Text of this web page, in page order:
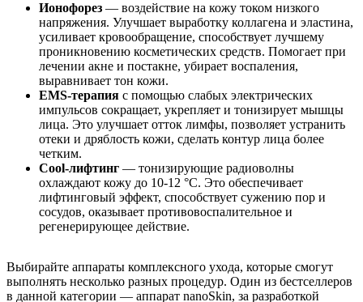
Ионофорез — воздействие на кожу током низкого
напряжения. Улучшает выработку коллагена и эластина,
усиливает кровообращение, способствует лучшему
проникновению косметических средств. Помогает при
лечении акне и постакне, убирает воспаления,
выравнивает тон кожи.
EMS-терапия с помощью слабых электрических
импульсов сокращает, укрепляет и тонизирует мышцы
лица. Это улучшает отток лимфы, позволяет устранить
отеки и дряблость кожи, сделать контур лица более
четким.
Cool-лифтинг — тонизирующие радиоволны
охлаждают кожу до 10-12 °C. Это обеспечивает
лифтинговый эффект, способствует сужению пор и
сосудов, оказывает противовоспалительное и
регенерирующее действие.
Выбирайте аппараты комплексного ухода, которые смогут
выполнять несколько разных процедур. Один из бестселлеров
в данной категории — аппарат nanoSkin, за разработкой